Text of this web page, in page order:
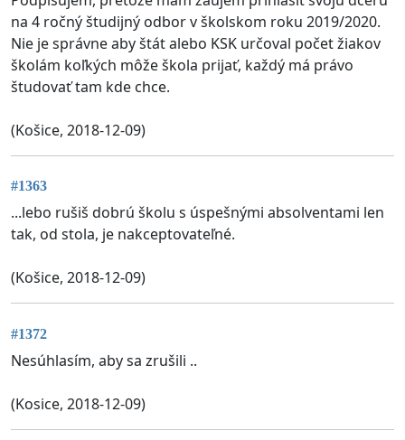
na 4 ročný študijný odbor v školskom roku 2019/2020.
Nie je správne aby štát alebo KSK určoval počet žiakov
školám koľkých môže škola prijať, každý má právo
študovať tam kde chce.
(Košice, 2018-12-09)
#1363
...lebo rušiš dobrú školu s úspešnými absolventami len
tak, od stola, je nakceptovateľné.
(Košice, 2018-12-09)
#1372
Nesúhlasím, aby sa zrušili ..
(Kosice, 2018-12-09)